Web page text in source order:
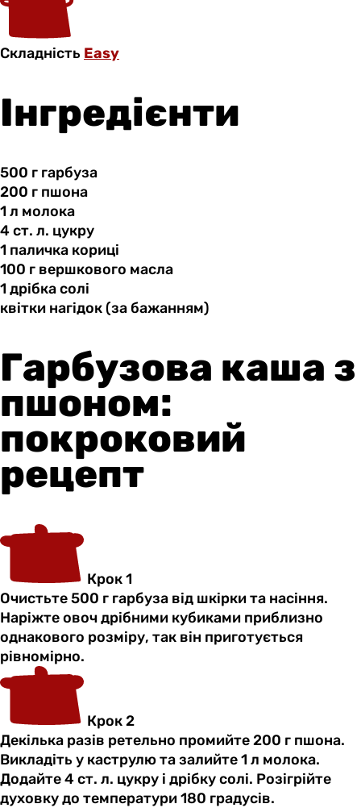
Складність Easy
Інгредієнти
500 г гарбуза
200 г пшона
1 л молока
4 ст. л. цукру
1 паличка кориці
100 г вершкового масла
1 дрібкасолі
квітки нагідок(за бажанням)
Гарбузова каша з
пшоном:
покроковий
рецепт
Крок 1
Очистьте 500 г гарбуза від шкірки та насіння.
Наріжте овоч дрібними кубиками приблизно
однакового розміру, так він приготується
рівномірно.
Крок 2
Декілька разів ретельно промийте 200 г пшона.
Викладіть у каструлю та залийте 1 л молока.
Додайте 4 ст. л. цукру і дрібку солі. Розігрійте
духовку до температури 180 градусів.